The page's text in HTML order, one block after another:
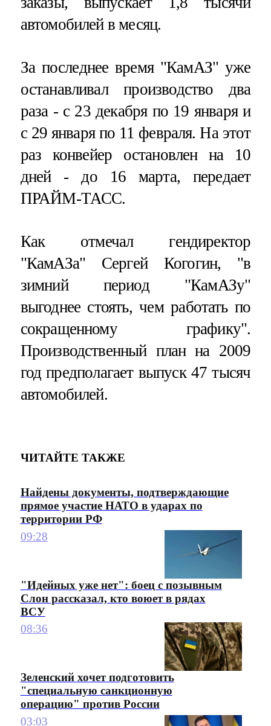
автомобилей в месяц.
За последнее время "КамАЗ" уже
останавливал производство два
раза - с 23 декабря по 19 января и
с 29 января по 11 февраля. На этот
раз конвейер остановлен на 10
дней - до 16 марта, передает
ПРАЙМ-ТАСС.
Как отмечал гендиректор
"КамАЗа" Сергей Когогин, "в
зимний период "КамАЗу"
выгоднее стоять, чем работать по
сокращенному графику".
Производственный план на 2009
год предполагает выпуск 47 тысяч
автомобилей.
ЧИТАЙТЕ ТАКЖЕ
Найдены документы, подтверждающие
прямое участие НАТО в ударах по
территории РФ
09:28
"Идейных уже нет": боец с позывным
Слон рассказал, кто воюет в рядах
ВСУ
08:36
Зеленский хочет подготовить
"специальную санкционную
операцию" против России
03:03